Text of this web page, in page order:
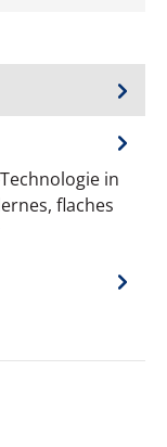
Technologie in
flaches